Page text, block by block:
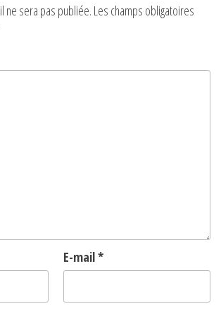
ne sera pas publiée. Les champs obligatoires
E-mail*